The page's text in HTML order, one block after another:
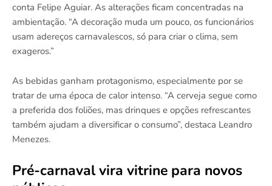
conta Felipe Aguiar. As alterações ficam concentradas na
ambientação. “A decoração muda um pouco, os funcionários
usam adereços carnavalescos, só para criar o clima, sem
exageros.”
As bebidas ganham protagonismo, especialmente por se
tratar de uma época de calor intenso. “A cerveja segue como
a preferida dos foliões, mas drinques e opções refrescantes
também ajudam a diversificar o consumo”, destaca Leandro
Menezes.
Pré-carnaval vira vitrine para novos